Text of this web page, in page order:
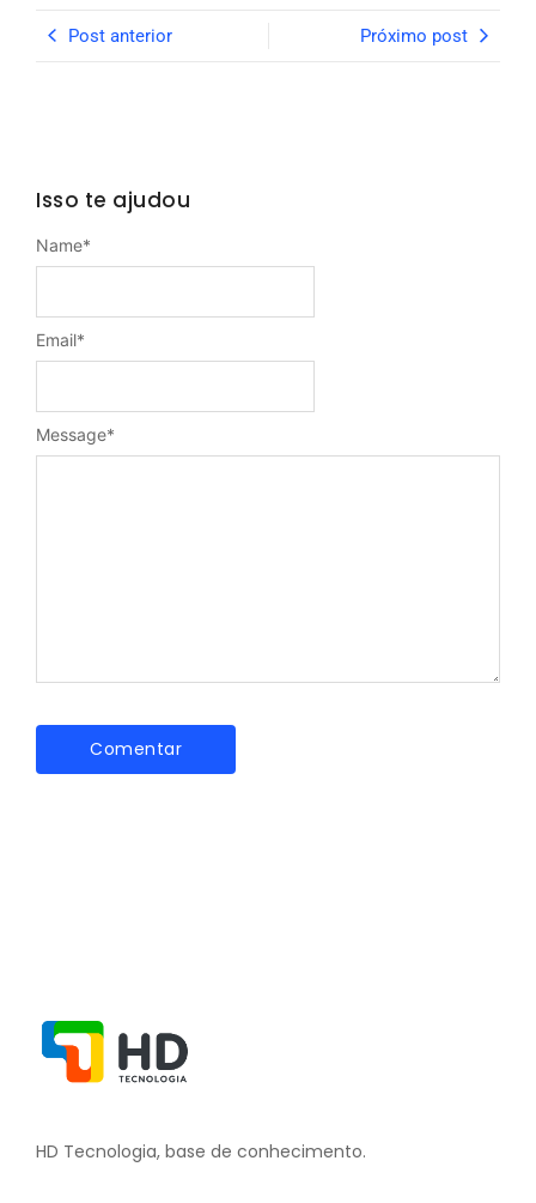
Post anterior Próximo post
Isso te ajudou
Message*
Name*
Email*
HD Tecnologia, base de conhecimento.